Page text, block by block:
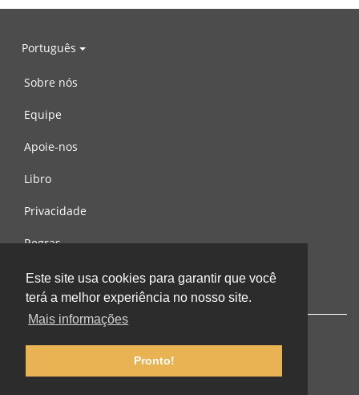
Este site usa cookies para garantir que você
terá a melhor experiência no nosso site.
Mais informações
Pronto!
Português
Sobre nós
Equipe
Apoie-nos
Libro
Privacidade
Regras
Contacte-nos
© 2002-2026 lernu.net |Impressum